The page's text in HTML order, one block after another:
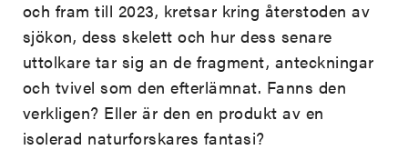
och fram till 2023, kretsar kring återstoden av
sjökon, dess skelett och hur dess senare
uttolkare tar sig an de fragment, anteckningar
och tvivel som den efterlämnat. Fanns den
verkligen? Eller är den en produkt av en
isolerad naturforskares fantasi?